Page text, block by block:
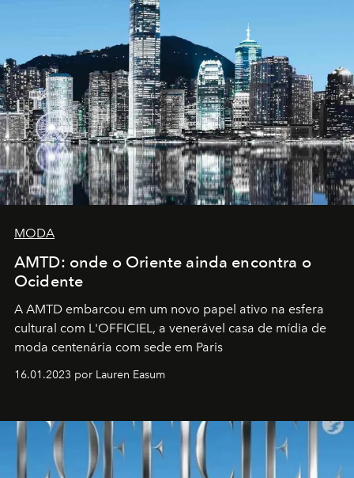
MODA
AMTD: onde o Oriente ainda encontra o
Ocidente
A AMTD embarcou em um novo papel ativo na esfera
cultural com L'OFFICIEL, a venerável casa de mídia de
moda centenária com sede em Paris
16.01.2023 por Lauren Easum